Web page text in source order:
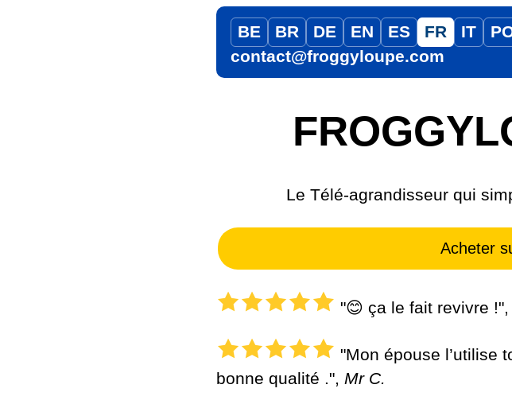
BE BR DE EN ES FR IT
contact@froggyloupe.com
Le Télé-agrandisseur qui
Acheter
"😊 ça le fait revivre !",
"Mon épouse l’utilise
bonne qualité .", Mr C.